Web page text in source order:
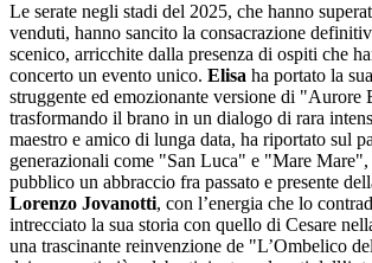
Le serate negli stadi del 2025, che hanno
venduti, hanno sancito la consacrazione
scenico, arricchite dalla presenza di ospiti che
concerto un evento unico. Elisa ha portato la
struggente ed emozionante versione di "Aurore
trasformando il brano in un dialogo di rara
maestro e amico di lunga data, ha riportato sul
generazionali come "San Luca" e "Mare Mare",
pubblico un abbraccio fra passato e presente
Lorenzo Jovanotti, con l’energia che lo
intrecciato la sua storia con quello di Cesare
una trascinante reinvenzione de "L’Ombelico